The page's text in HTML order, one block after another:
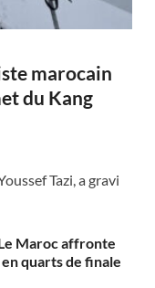
marocain
du Kang
Tazi, a gravi
Maroc affronte
quarts de finale